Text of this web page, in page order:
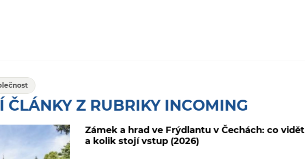
ČLÁNKY Z RUBRIKY INCOMING
Zámek a hrad ve Frýdlantu v Čechách: co vidět
a kolik stojí vstup (2026)